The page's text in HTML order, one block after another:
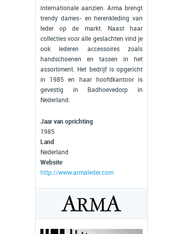
internationale aanzien. Arma brengt
trendy dames- en herenkleding van
leder op de markt. Naast haar
collecties voor alle geslachten vind je
ook lederen accessoires zoals
handschoenen en tassen in het
assortiment. Het bedrijf is opgericht
in 1985 en haar hoofdkantoor is
gevestig in Badhoevedorp in
Nederland.
Jaar van oprichting
1985
Land
Nederland
Website
http://www.armaleder.com